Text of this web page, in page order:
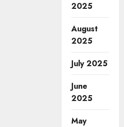
2025
August
2025
July 2025
June
2025
May